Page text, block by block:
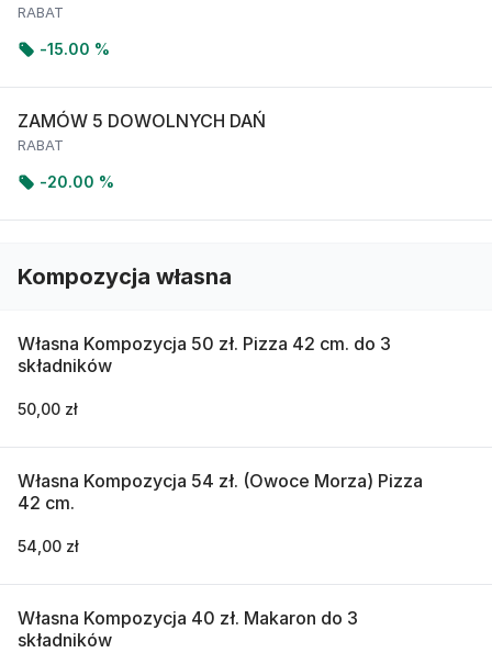
RABAT
-15.00 %
ZAMÓW 5 DOWOLNYCH DAŃ
RABAT
-20.00 %
Kompozycja własna
Własna Kompozycja 50 zł. Pizza 42 cm. do 3
składników
50,00 zł
Własna Kompozycja 54 zł. (Owoce Morza) Pizza
42 cm.
54,00 zł
Własna Kompozycja 40 zł. Makaron do 3
składników